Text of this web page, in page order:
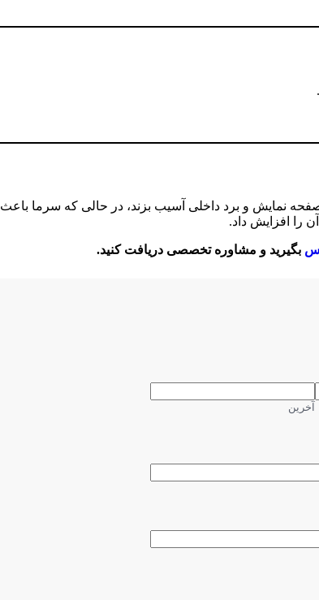
نمایش و برد داخلی آسیب بزند، در حالی که سرما باعث
را افزایش داد.
بگیرید و مشاوره تخصصی دریافت کنید.
آخرین